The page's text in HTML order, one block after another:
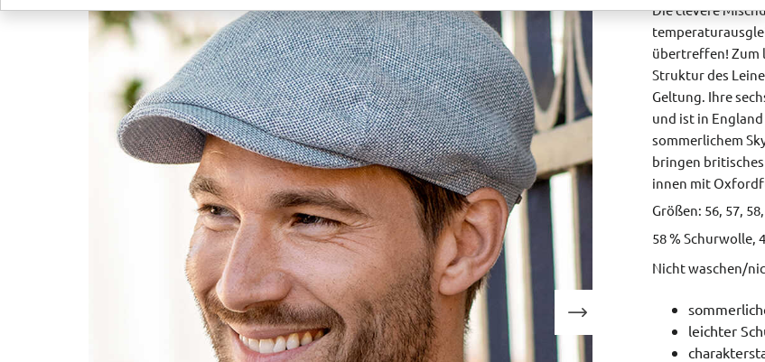
Die clevere
übertreffen! Zum
Struktur des
Geltung. Ihre
und ist in
sommerlichem
bringen
innen mit
Größen: 56, 57,
58 % Schurwolle,
Nicht waschen/
leichter